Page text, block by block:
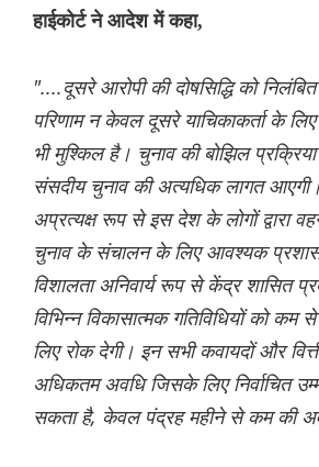
हाईकोर्ट ने आदेश में कहा,
"....दूसरे आरोपी की दोषसिद्धि को
परिणाम न केवल दूसरे याचिकाकर्ता के
भी मुश्किल है। चुनाव की बोझिल
संसदीय चुनाव की अत्यधिक लागत
अप्रत्यक्ष रूप से इस देश के लोगों द्वारा
चुनाव के संचालन के लिए आवश्यक
विशालता अनिवार्य रूप से केंद्र शासित
विभिन्न विकासात्मक गतिविधियों को
लिए रोक देगी। इन सभी कवायदों और
अधिकतम अवधि जिसके लिए निर्वाचित
सकता है, केवल पंद्रह महीने से कम की